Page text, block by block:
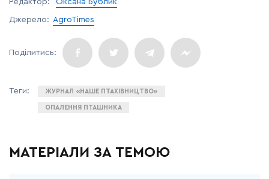
Редактор: Оксана Бублик
Джерело: AgroTimes
ЖУРНАЛ «НАШЕ ПТАХІВНИЦТВО»
ОПАЛЕННЯ ПТАШНИКА
МАТЕРІАЛИ ЗА ТЕМОЮ